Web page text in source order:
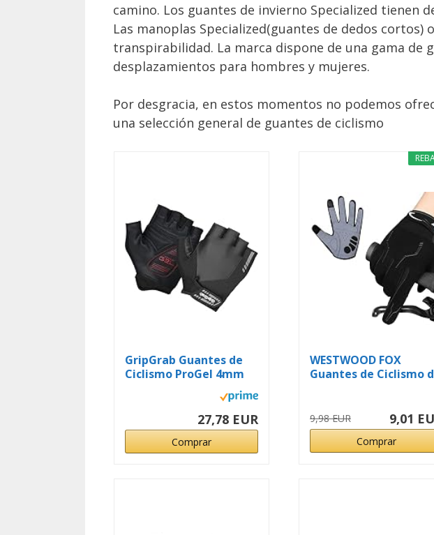
camino. Los guantes de invierno Specialized tienen
Las manoplas Specialized(guantes de dedos
transpirabilidad. La marca dispone de una gama de
desplazamientos para hombres y mujeres.
Por desgracia, en estos momentos no podemos
una selección general de guantes de ciclismo
GripGrab Guantes de
Ciclismo ProGel 4mm
27,78 EUR
Comprar
WESTWOOD FOX
Guantes de Ciclismo
9,98 EUR 9,01
Comprar